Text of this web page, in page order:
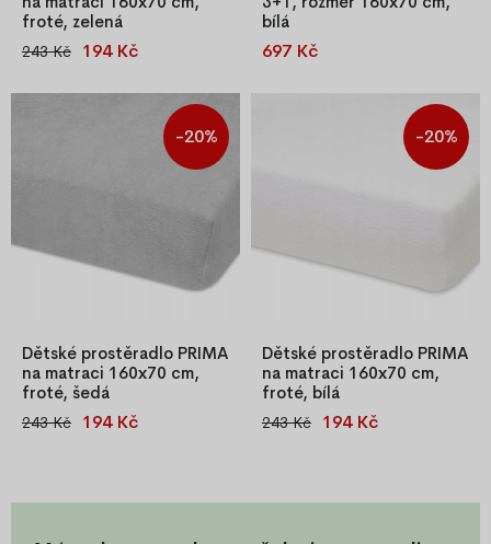
froté, zelená
Dětské napínací prostěradlo
zelená, s gumičkou pro pevné
držení na matraci, 82 % bavlna,
18 % polyester.
243 Kč 194 Kč
bílá
Praktická sada dětských
160×70 cm. Obsahuje 3 ks
bílého froté prostěradla a 1 ks
nepropustného chrániče
matrace pro pohodlí a
697 Kč
-20%
Dětské prostěradlo PRIMA
na matraci 160x70 cm,
froté, šedá
Dětské napínací prostěradlo
243 Kč 194 Kč
-20%
Dětské prostěradlo PRIMA
na matraci 160x70 cm,
froté, bílá
Hebké dětské napínací froté
243 Kč 194 Kč